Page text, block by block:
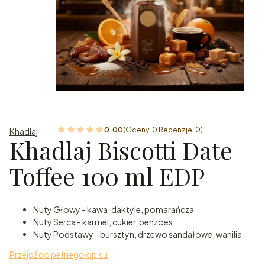
Khadlaj 0.00(Oceny: 0 Recenzje: 0)
Khadlaj Biscotti Date
Toffee 100 ml EDP
Nuty Głowy - kawa, daktyle, pomarańcza
Nuty Serca - karmel, cukier, benzoes
Nuty Podstawy - bursztyn, drzewo sandałowe, wanilia
Przejdź do pełnego opisu